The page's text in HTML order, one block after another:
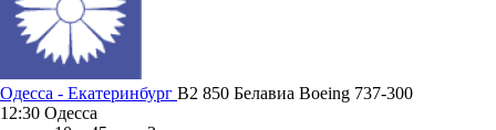
Одесса - Екатеринбург B2 850 Белавиа Boeing 737-300
12:30 Одесса